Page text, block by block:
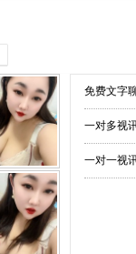
免费文字
一对多视
一对一视